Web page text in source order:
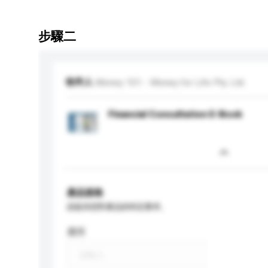
步驟二
收件人
Financial Consultation E-Book
產品規格